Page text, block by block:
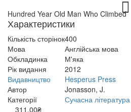
Hundred Year Old Man Who Climbed
Характеристики
Кількість сторінок400
Мова
Англійська мова
Обкладинка
М'яка
Рік видання
2012
Видавництво
Hesperus Press
Автор
Jonasson, J.
Категорії
Сучасна література
311.00₴